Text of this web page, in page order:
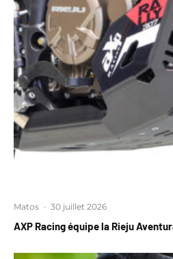
Matos · 30 juillet 2026
AXP Racing équipe la Rieju